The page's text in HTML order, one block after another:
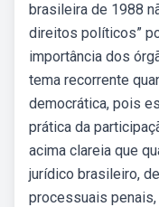
brasileira de 1988
direitos políticos”
importância dos
tema recorrente
democrática, pois
prática da
acima clareia que
jurídico brasileiro,
processuais